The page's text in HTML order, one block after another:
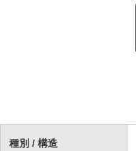
種別 / 構造